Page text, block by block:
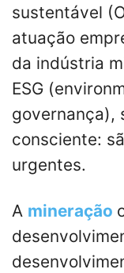
sustentável
atuação
da indústria
ESG
governança),
consciente:
urgentes.
A mineração